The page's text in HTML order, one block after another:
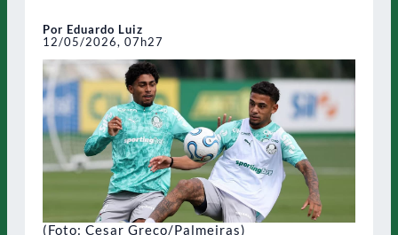
Por Eduardo Luiz
12/05/2026, 07h27
(Foto: Cesar Greco/Palmeiras)